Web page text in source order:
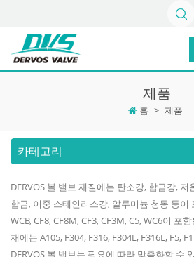
제품
홈 > 제품
카테고리
DERVOS 볼 밸브 재질에는 탄소강, 합금강,
합금, 이중 스테인리스강, 알루미늄 청동 등이
WCB, CF8, CF8M, CF3, CF3M, C5, WC6이 포
재에는 A105, F304, F316, F304L, F316L, F5,
DERVOS 볼 밸브는 필요에 따라 맞춤화할 수